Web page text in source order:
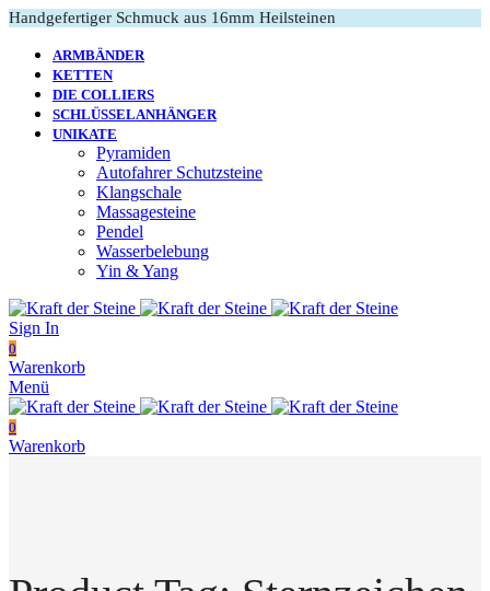
Handgefertiger Schmuck aus 16mm Heilsteinen
ARMBÄNDER
KETTEN
DIE COLLIERS
SCHLÜSSELANHÄNGER
UNIKATE
Pyramiden
Autofahrer Schutzsteine
Klangschale
Massagesteine
Pendel
Wasserbelebung
Yin & Yang
Sign In
0
Warenkorb
Menü
0
Warenkorb